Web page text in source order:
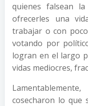
quienes falsean
ofrecerles una
trabajar o con
votando por
logran en el largo
vidas mediocres,
cosecharon lo que